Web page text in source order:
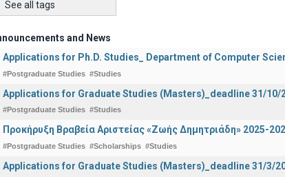
See all tags
and News
Applications for Ph.D. Studies_ Department of Computer
#Postgraduate Studies #Studies
Applications for Graduate Studies (Masters)_deadline 31/
#Postgraduate Studies #Studies
Προκήρυξη Βραβεία Αριστείας «Ζωής Δημητριάδη» 2025-
#Postgraduate Studies #Scholarships #Studies
Applications for Graduate Studies (Masters)_deadline 31/3/